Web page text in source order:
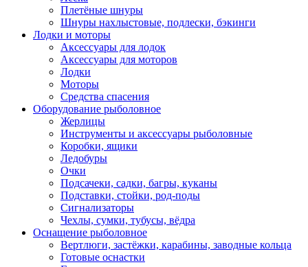
Плетёные шнуры
Шнуры нахлыстовые, подлески, бэкинги
Лодки и моторы
Аксессуары для лодок
Аксессуары для моторов
Лодки
Моторы
Средства спасения
Оборудование рыболовное
Жерлицы
Инструменты и аксессуары рыболовные
Коробки, ящики
Ледобуры
Очки
Подсачеки, садки, багры, куканы
Подставки, стойки, род-поды
Сигнализаторы
Чехлы, сумки, тубусы, вёдра
Оснащение рыболовное
Вертлюги, застёжки, карабины, заводные кольца
Готовые оснастки